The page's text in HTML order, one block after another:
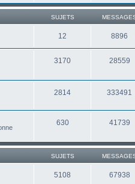
SUJETS
12 8896
3170 28559
2814 333491
630 41739
SUJETS
5108 67938